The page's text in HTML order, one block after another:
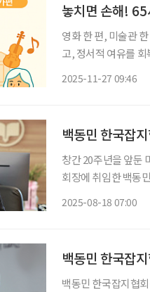
놓치면 손해!
영화 한 편, 미술관
고, 정서적 여유를
2025-11-27 09:46
창간 20주년을 앞둔
회장에 취임한 백동
2025-08-18 07:00
백동민 한국잡
백동민 한국잡지협회